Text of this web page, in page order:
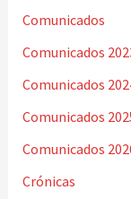
Comunicados
Comunicados
Comunicados
Comunicados
Comunicados
Crónicas